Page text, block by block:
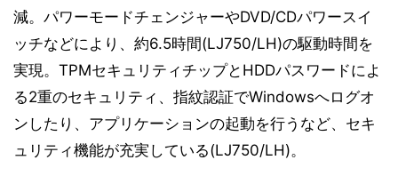
減。パワーモードチェンジャーやDVD/CDパワースイ
ッチなどにより、約6.5時間(LJ750/LH)の駆動時間を
実現。TPMセキュリティチップとHDDパスワードによ
る2重のセキュリティ、指紋認証でWindowsへログオ
ンしたり、アプリケーションの起動を行うなど、セキ
ュリティ機能が充実している(LJ750/LH)。